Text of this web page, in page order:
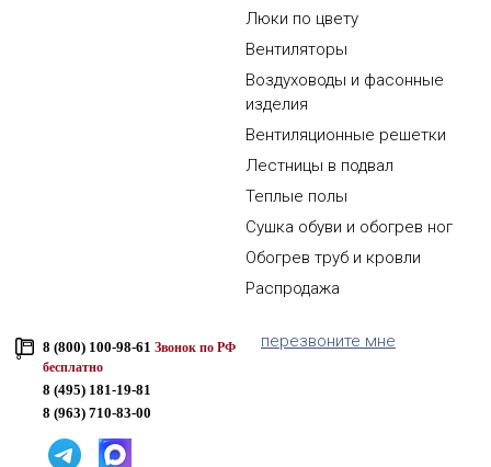
Люки по цвету
Вентиляторы
Воздуховоды и фасонные
изделия
Вентиляционные решетки
Лестницы в подвал
Теплые полы
Сушка обуви и обогрев ног
Обогрев труб и кровли
Распродажа
8 (800) 100-98-61 Звонок по РФ
бесплатно
8 (495) 181-19-81
8 (963) 710-83-00
перезвоните мне